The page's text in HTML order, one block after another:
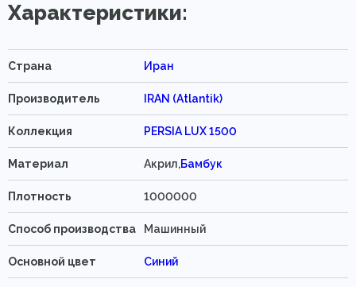
Характеристики:
Страна Иран
Производитель IRAN (Atlantik)
Коллекция PERSIA LUX 1500
Материал Акрил,Бамбук
Плотность 1000000
Способ производства Машинный
Основной цвет Синий